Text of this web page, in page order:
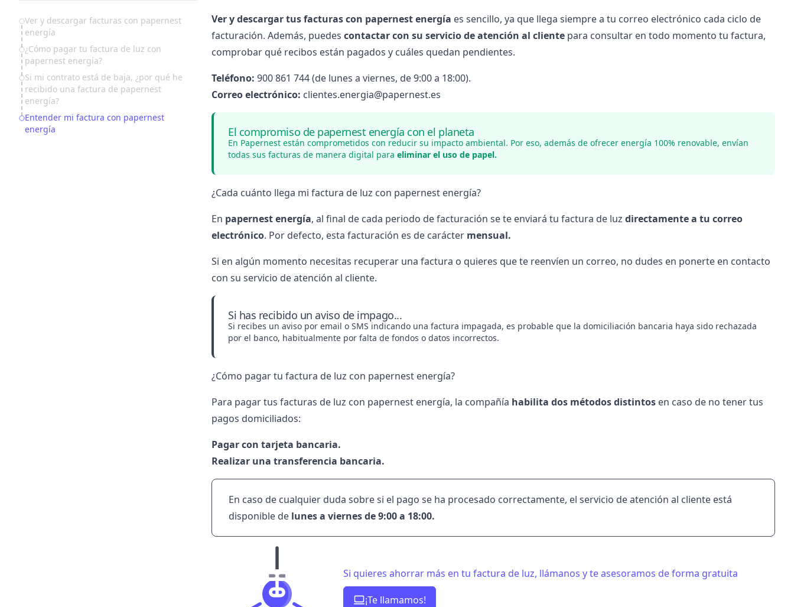
Table of Contents
Ver y descargar facturas con papernest
energía
¿Cómo pagar tu factura de luz con
papernest energía?
Si mi contrato está de baja, ¿por qué he
recibido una factura de papernest
energía?
Entender mi factura con papernest
energía
Ver y descargar tus facturas con papernest energía es sencillo, ya que llega siempre a tu correo electrónico cada ciclo de
facturación. Además, puedes contactar con su servicio de atención al clientepara consultar en todo momento tu factura,
comprobar qué recibos están pagados y cuáles quedan pendientes.
Teléfono: 900 861 744 (de lunes a viernes, de 9:00 a 18:00).
Correo electrónico: clientes.energia@papernest.es
El compromiso de papernest energía con el planeta
En Papernest están comprometidos con reducir su impacto ambiental. Por eso, además de ofrecer energía 100% renovable, envían
todas sus facturas de manera digital para eliminar el uso de papel.
¿Cada cuánto llega mi factura de luz con papernest energía?
En papernest energía, al final de cada periodo de facturación se te enviará tu factura de luz directamente a tu correo
electrónico. Por defecto, esta facturación es de carácter mensual.
Si en algún momento necesitas recuperar una factura o quieres que te reenvíen un correo, no dudes en ponerte en contacto
con su servicio de atención al cliente.
Si has recibido un aviso de impago...
Si recibes un aviso por email o SMS indicando una factura impagada, es probable que la domiciliación bancaria haya sido rechazada
por el banco, habitualmente por falta de fondos o datos incorrectos.
¿Cómo pagar tu factura de luz con papernest energía?
Para pagar tus facturas de luz con papernest energía, la compañía habilita dos métodos distintosen caso de no tener tus
pagos domiciliados:
Pagar con tarjeta bancaria.
Realizar una transferencia bancaria.
En caso de cualquier duda sobre si el pago se ha procesado correctamente, el servicio de atención al cliente está
disponible de lunes a viernes de 9:00 a 18:00.
Si quieres ahorrar más en tu factura de luz, llámanos y te asesoramos de forma gratuita
¡Te llamamos!